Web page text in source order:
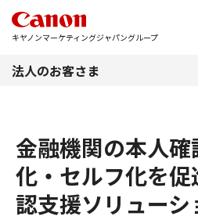
キヤノンマーケティングジャパングループ
法人のお客さま
金融機関の本人
化・セルフ化を
認支援ソリューシ